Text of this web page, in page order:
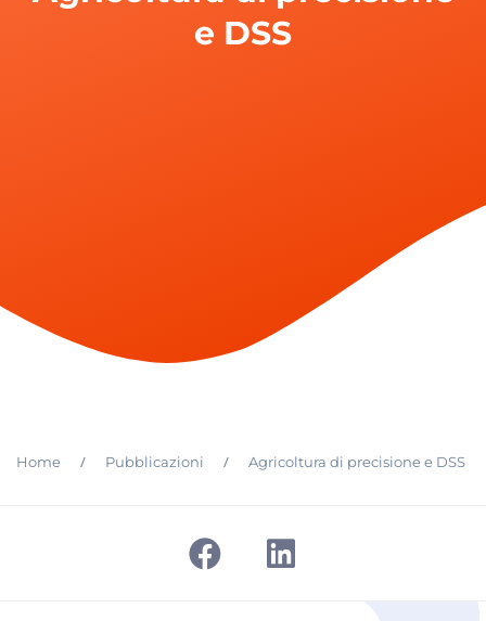
e DSS
Home / Pubblicazioni / Agricoltura di precisione e DSS